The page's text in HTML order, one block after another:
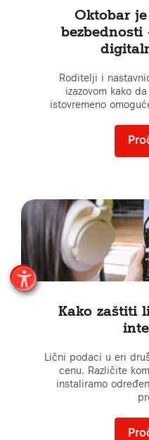
Oktobar
bezbednosti
Roditelji i
izazovom kako
istovremeno
Kako zaštiti
Lični podaci u eri
cenu. Različite
instaliramo